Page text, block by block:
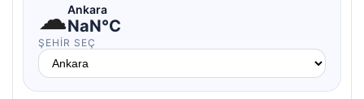
☁Ankara
NaN°C
ŞEHIR SEÇ